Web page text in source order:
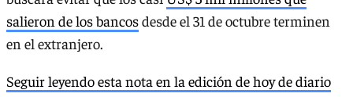
salieron de los bancosdesde el 31 de octubre terminen
en el extranjero.
Seguir leyendo esta nota en la edición de hoy de diario